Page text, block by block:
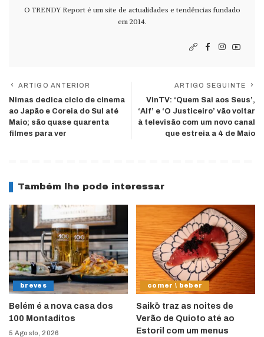
O TRENDY Report é um site de actualidades e tendências fundado
em 2014.
ARTIGO ANTERIOR
Nimas dedica ciclo de cinema
ao Japão e Coreia do Sul até
Maio; são quase quarenta
filmes para ver
ARTIGO SEGUINTE
VinTV: ‘Quem Sai aos Seus’,
‘Alf’ e ‘O Justiceiro’ vão voltar
à televisão com um novo canal
que estreia a 4 de Maio
Também lhe pode interessar
breves
Belém é a nova casa dos
100 Montaditos
5 Agosto, 2026
comer \ beber
Saikō traz as noites de
Verão de Quioto até ao
Estoril com um menus